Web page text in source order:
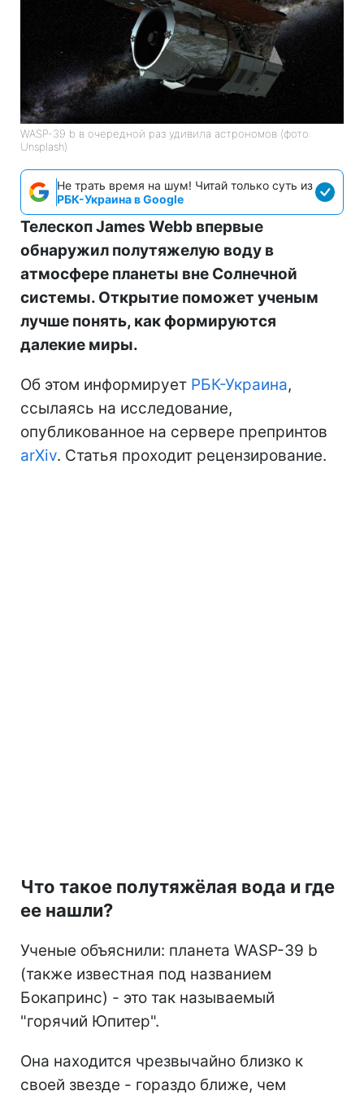
WASP-39 b в очередной раз удивила астрономов (фото:
Unsplash)
Не трать время на шум! Читай только суть из
РБК-Украина в Google
Телескоп James Webb впервые
обнаружил полутяжелую воду в
атмосфере планеты вне Солнечной
системы. Открытие поможет ученым
лучше понять, как формируются
далекие миры.
Об этом информирует РБК-Украина,
ссылаясь на исследование,
опубликованное на сервере препринтов
arXiv. Статья проходит рецензирование.
Что такое полутяжёлая вода и где
ее нашли?
Ученые объяснили: планета WASP-39 b
(также известная под названием
Бокапринс) - это так называемый
"горячий Юпитер".
Она находится чрезвычайно близко к
своей звезде - гораздо ближе, чем